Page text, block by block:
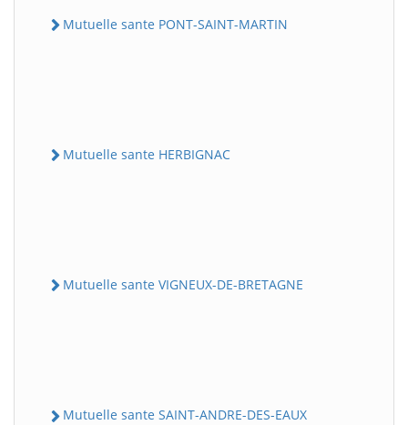
Mutuelle sante PONT-SAINT-MARTIN
Mutuelle sante HERBIGNAC
Mutuelle sante VIGNEUX-DE-BRETAGNE
Mutuelle sante SAINT-ANDRE-DES-EAUX